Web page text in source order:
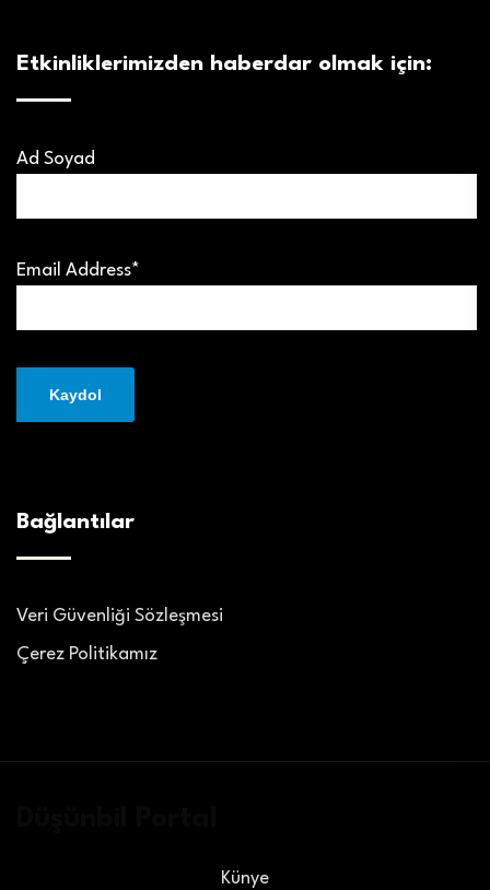
Etkinliklerimizden haberdar olmak için:
Ad Soyad
Email Address*
Bağlantılar
Veri Güvenliği Sözleşmesi
Çerez Politikamız
Künye